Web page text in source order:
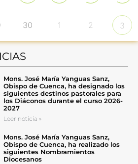
30 1 2 3
Mons. José María Yanguas Sanz,
Obispo de Cuenca, ha designado los
siguientes destinos pastorales para
los Diáconos durante el curso 2026-
2027
Leer noticia »
Mons. José María Yanguas Sanz,
Obispo de Cuenca, ha realizado los
siguientes Nombramientos
Diocesanos